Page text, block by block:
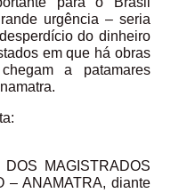
urgência – seria
do dinheiro
em que há obras
a patamares
MAGISTRADOS
– ANAMATRA, diante